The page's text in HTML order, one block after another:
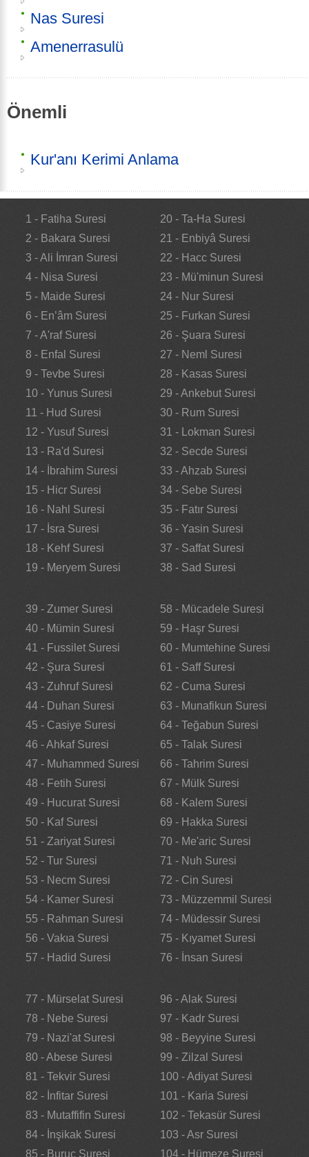
Nas Suresi
Amenerrasulü
Önemli
Kur'anı Kerimi Anlama
1 - Fatiha Suresi
2 - Bakara Suresi
3 - Ali İmran Suresi
4 - Nisa Suresi
5 - Maide Suresi
6 - En’âm Suresi
7 - A'raf Suresi
8 - Enfal Suresi
9 - Tevbe Suresi
10 - Yunus Suresi
11 - Hud Suresi
12 - Yusuf Suresi
13 - Ra'd Suresi
14 - İbrahim Suresi
15 - Hicr Suresi
16 - Nahl Suresi
17 - İsra Suresi
18 - Kehf Suresi
19 - Meryem Suresi
20 - Ta-Ha Suresi
21 - Enbiyâ Suresi
22 - Hacc Suresi
23 - Mü'minun Suresi
24 - Nur Suresi
25 - Furkan Suresi
26 - Şuara Suresi
27 - Neml Suresi
28 - Kasas Suresi
29 - Ankebut Suresi
30 - Rum Suresi
31 - Lokman Suresi
32 - Secde Suresi
33 - Ahzab Suresi
34 - Sebe Suresi
35 - Fatır Suresi
36 - Yasin Suresi
37 - Saffat Suresi
38 - Sad Suresi
39 - Zumer Suresi
40 - Mümin Suresi
41 - Fussilet Suresi
42 - Şura Suresi
43 - Zuhruf Suresi
44 - Duhan Suresi
45 - Casiye Suresi
46 - Ahkaf Suresi
47 - Muhammed Suresi
48 - Fetih Suresi
49 - Hucurat Suresi
50 - Kaf Suresi
51 - Zariyat Suresi
52 - Tur Suresi
53 - Necm Suresi
54 - Kamer Suresi
55 - Rahman Suresi
56 - Vakıa Suresi
57 - Hadid Suresi
58 - Mücadele Suresi
59 - Haşr Suresi
60 - Mumtehine Suresi
61 - Saff Suresi
62 - Cuma Suresi
63 - Munafikun Suresi
64 - Teğabun Suresi
65 - Talak Suresi
66 - Tahrim Suresi
67 - Mülk Suresi
68 - Kalem Suresi
69 - Hakka Suresi
70 - Me'aric Suresi
71 - Nuh Suresi
72 - Cin Suresi
73 - Müzzemmil Suresi
74 - Müdessir Suresi
75 - Kıyamet Suresi
76 - İnsan Suresi
77 - Mürselat Suresi
78 - Nebe Suresi
79 - Nazi'at Suresi
80 - Abese Suresi
81 - Tekvir Suresi
82 - İnfitar Suresi
83 - Mutaffifin Suresi
84 - İnşikak Suresi
85 - Buruc Suresi
96 - Alak Suresi
97 - Kadr Suresi
98 - Beyyine Suresi
99 - Zilzal Suresi
100 - Adiyat Suresi
101 - Karia Suresi
102 - Tekasür Suresi
103 - Asr Suresi
104 - Hümeze Suresi